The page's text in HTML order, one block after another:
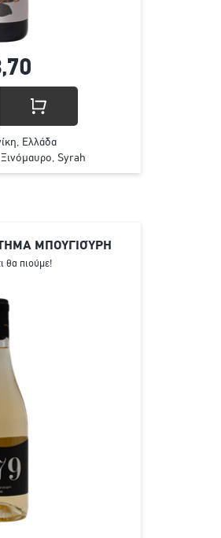
70
Ελλάδα
Syrah
ΜΠΟΥΓΙΟΎΡΗ
θα πιούμε!